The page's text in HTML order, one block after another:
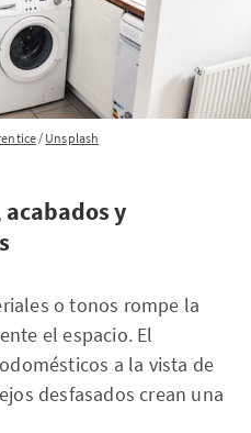
/ Unsplash
y
o tonos rompe la
el espacio. El
a la vista de
desfasados crean una